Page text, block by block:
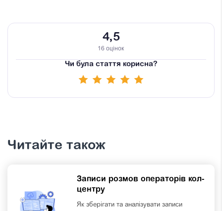
4,5
16 оцінок
Чи була стаття корисна?
Читайте також
Записи розмов операторів кол-
центру
Як зберігати та аналізувати записи